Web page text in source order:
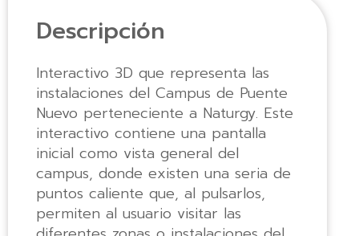
Descripción
Interactivo 3D que representa las
instalaciones del Campus de Puente
Nuevo perteneciente a Naturgy. Este
interactivo contiene una pantalla
inicial como vista general del
campus, donde existen una seria de
puntos caliente que, al pulsarlos,
permiten al usuario visitar las